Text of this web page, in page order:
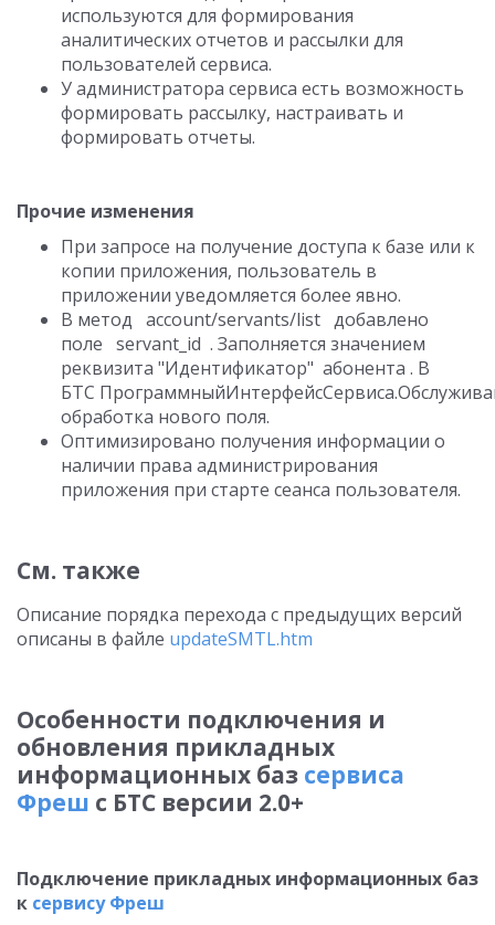
используются для формирования
аналитических отчетов и рассылки для
пользователей сервиса.
У администратора сервиса есть возможность
формировать рассылку, настраивать и
формировать отчеты.
Прочие изменения
При запросе на получение доступа к базе или к
копии приложения, пользователь в
приложении уведомляется более явно.
В метод account/servants/list добавлено
поле servant_id . Заполняется значением
реквизита "Идентификатор" абонента . В
БТС
обработка нового поля.
Оптимизировано получения информации о
наличии права администрирования
приложения при старте сеанса пользователя.
См. также
Описание порядка перехода с предыдущих версий
описаны в файле updateSMTL.htm
Особенности подключения и
обновления прикладных
информационных баз сервиса
Фреш с БТС версии 2.0+
Подключение прикладных информационных баз
к сервису Фреш